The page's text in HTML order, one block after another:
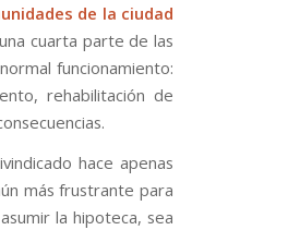
de la ciudad
cuarta parte de las
funcionamiento:
rehabilitación de
hace apenas
más frustrante para
la hipoteca, sea